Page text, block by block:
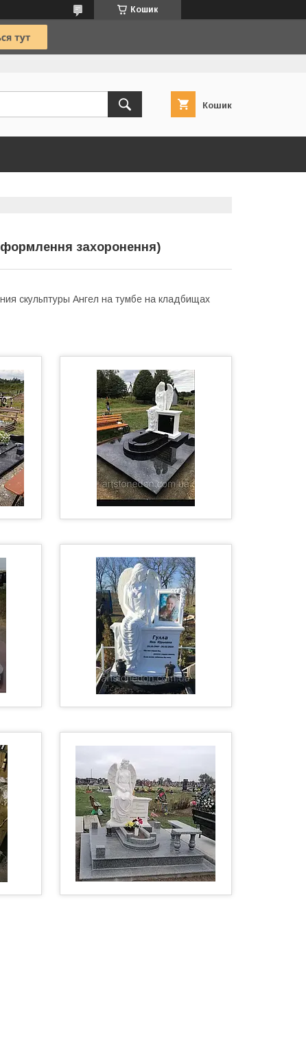
Кошик
Кошик
захоронення)
скульптуры Ангел на тумбе на кладбищах